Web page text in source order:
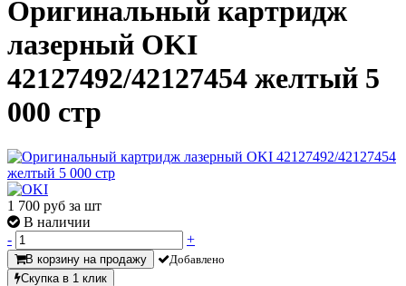
Оригинальный картридж
лазерный OKI
42127492/42127454 желтый 5
000 стр
1 700 руб за шт
В наличии
-
+
В корзину на продажу
Добавлено
Скупка в 1 клик